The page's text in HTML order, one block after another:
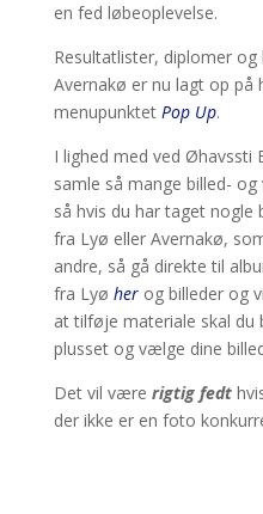
en fed løbeoplevelse.
Resultatlister, diplomer
Avernakø er nu lagt op på
menupunktet Pop Up.
I lighed med ved Øhavssti
samle så mange billed-
så hvis du har taget nogle
fra Lyø eller Avernakø,
andre, så gå direkte til
fra Lyø herog billeder og
at tilføje materiale skal du
plusset og vælge dine
Det vil være rigtig fedt
der ikke er en foto